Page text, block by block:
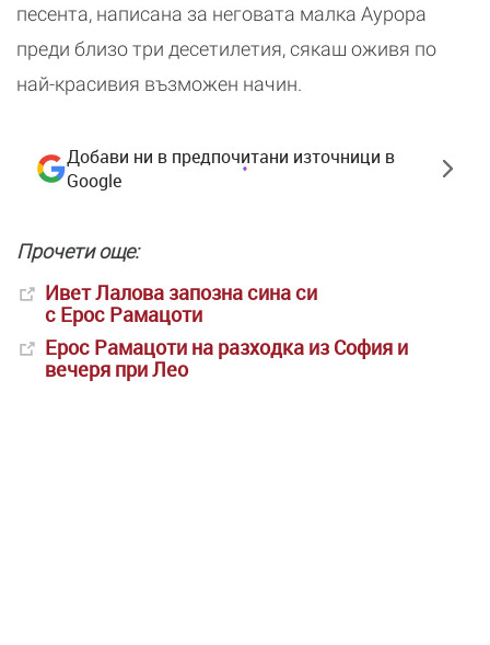
песента, написана за неговата малка Аурора
преди близо три десетилетия, сякаш оживя по
най-красивия възможен начин.
Добави ни в предпочитани източници в
Google
Прочети още:
Ивет Лалова запозна сина си
с Ерос Рамацоти
Ерос Рамацоти на разходка из София и
вечеря при Лео